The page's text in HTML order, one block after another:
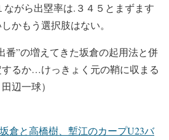
がら出塁率は.３４５とまずます
かもう選択肢はない。
番”の増えてきた坂倉の起用法と併
るか…けっきょく元の鞘に収まる
辺一球）
倉と高橋樹、塹江のカープU23バ